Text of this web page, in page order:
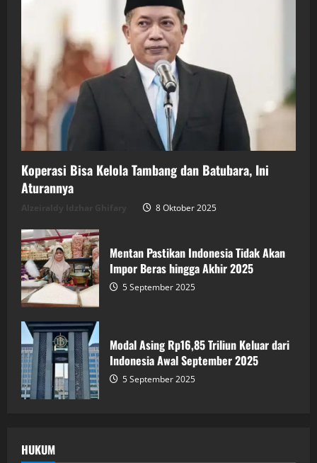
Koperasi Bisa Kelola Tambang dan Batubara, Ini
Aturannya
8 Oktober 2025
Mentan Pastikan Indonesia Tidak Akan
Impor Beras hingga Akhir 2025
5 September 2025
Modal Asing Rp16,85 Triliun Keluar dari
Indonesia Awal September 2025
5 September 2025
HUKUM